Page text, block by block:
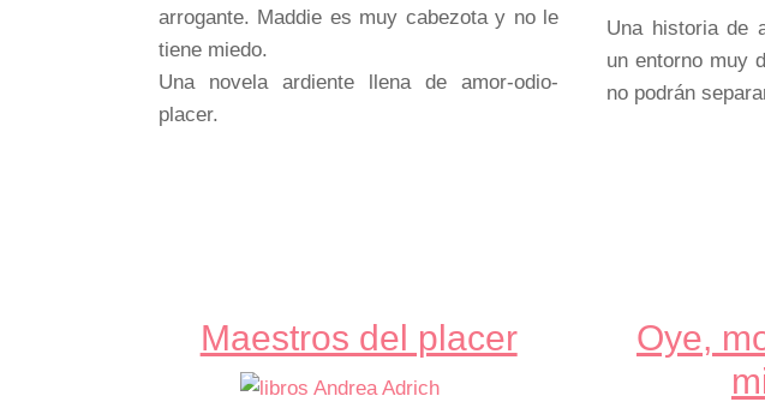
arrogante. Maddie es muy cabezota y no le
tiene miedo.
Una novela ardiente llena de amor-odio-
placer.
Una historia de
un entorno muy
no podrán
Maestros del placer
Oye,